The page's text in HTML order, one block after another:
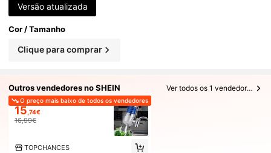
Versão atualizada
Cor / Tamanho
Clique para comprar
Outros vendedores no SHEIN Ver todos os 1 vendedores
O preço mais baixo de todos os vendedores
15 ,74€
16,99€
TOPCHANCES